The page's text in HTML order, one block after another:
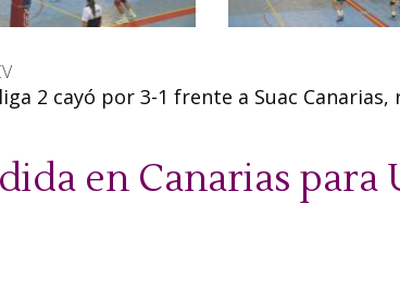
2 cayó por 3-1 frente a Suac
en Canarias para